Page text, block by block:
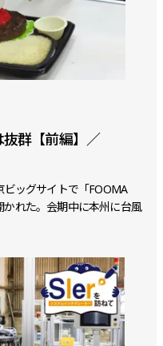
群【前編】／
ッグサイトで「FOOMA
かれた。会期中に本州に台風